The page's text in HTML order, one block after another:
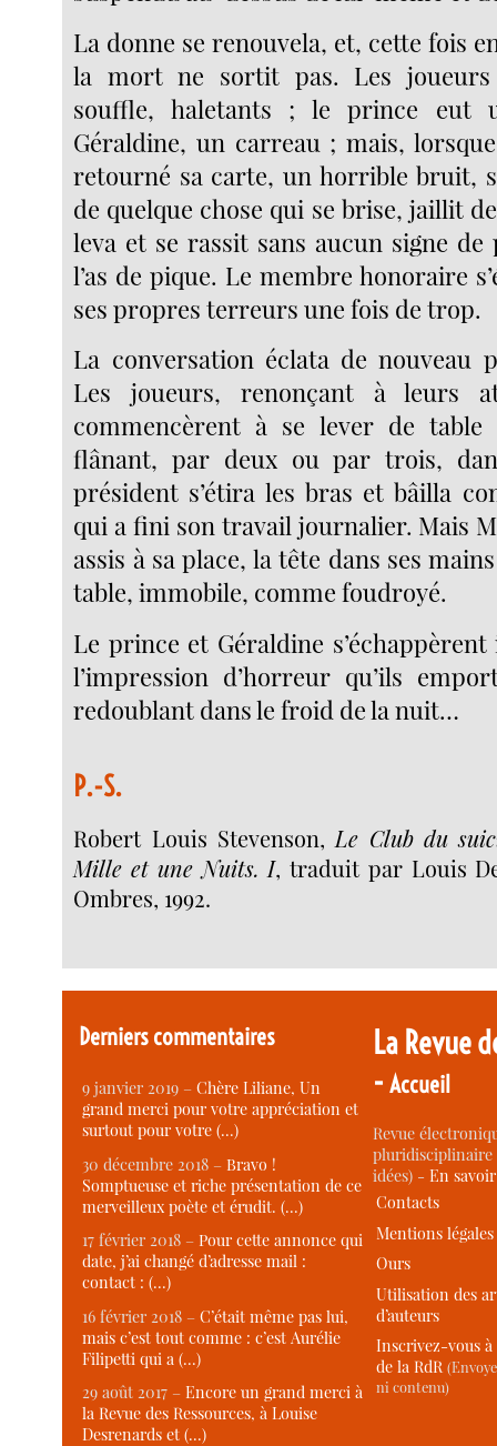
La donne se renouvela, et, cette fois
la mort ne sortit pas. Les
souffle, haletants ; le prince eut
Géraldine, un carreau ; mais,
retourné sa carte, un horrible bruit,
de quelque chose qui se brise, jaillit
leva et se rassit sans aucun signe de
l’as de pique. Le membre honoraire
ses propres terreurs une fois de trop.
La conversation éclata de nouveau
Les joueurs, renonçant à leurs
commencèrent à se lever de
flânant, par deux ou par trois,
président s’étira les bras et bâilla
qui a fini son travail journalier. Mais
assis à sa place, la tête dans ses
table, immobile, comme foudroyé.
Le prince et Géraldine
l’impression d’horreur qu’ils
redoublant dans le froid de la nuit…
P.-S.
Robert Louis Stevenson, Le Club du
Mille et une Nuits. I, traduit par Louis
Ombres, 1992.
Derniers commentaires
9 janvier 2019 –Chère Liliane, Un
grand merci pour votre appréciation et
surtout pour votre (…)
30 décembre 2018 –Bravo !
Somptueuse et riche présentation de ce
merveilleux poète et érudit. (…)
17 février 2018 –Pour cette annonce qui
date, j’ai changé d’adresse mail :
contact : (…)
16 février 2018 –C’était même pas lui,
mais c’est tout comme : c’est Aurélie
Filipetti qui a (…)
29 août 2017 –Encore un grand merci à
la Revue des Ressources, à Louise
Desrenards et (…)
La Revue
-Accueil
Revue
idées) -En
Contacts
Mentions légales
Ours
Utilisation des
d’auteurs
Inscrivez-vous
de la RdR
ni contenu)